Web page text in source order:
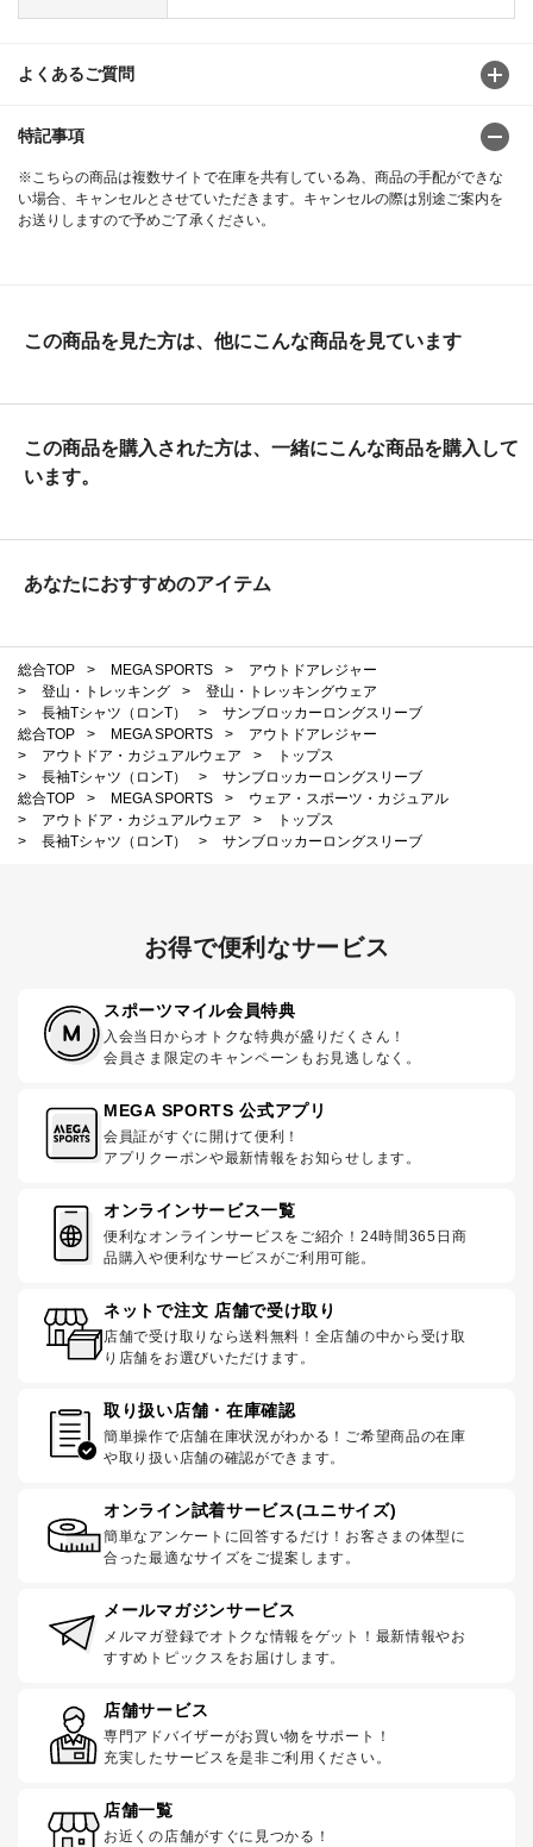
よくあるご質問
特記事項
※こちらの商品は複数サイトで在庫を共有している為、商品の手配ができな
い場合、キャンセルとさせていただきます。キャンセルの際は別途ご案内を
お送りしますので予めご了承ください。
この商品を見た方は、他にこんな商品を見ています
この商品を購入された方は、一緒にこんな商品を購入して
います。
あなたにおすすめのアイテム
総合TOP > MEGA SPORTS >
アウトドアレジャー
>
登山・トレッキング >
登山・トレッキングウェア
>
長袖Tシャツ（ロンT） >
サンブロッカーロングスリーブ
総合TOP
> MEGA SPORTS >
アウトドアレジャー
>
アウトドア・カジュアルウェア >
トップス
>
長袖Tシャツ（ロンT） >
サンブロッカーロングスリーブ
総合TOP
> MEGA SPORTS >
ウェア・スポーツ・カジュアル
>
アウトドア・カジュアルウェア >
トップス
>
長袖Tシャツ（ロンT） > サンブロッカーロングスリーブ
お得で便利なサービス
スポーツマイル会員特典
入会当日からオトクな特典が盛りだくさん！
会員さま限定のキャンペーンもお見逃しなく。
MEGA SPORTS 公式アプリ
会員証がすぐに開けて便利！
アプリクーポンや最新情報をお知らせします。
オンラインサービス一覧
便利なオンラインサービスをご紹介！24時間365日商
品購入や便利なサービスがご利用可能。
ネットで注文 店舗で受け取り
店舗で受け取りなら送料無料！全店舗の中から受け取
り店舗をお選びいただけます。
取り扱い店舗・在庫確認
簡単操作で店舗在庫状況がわかる！ご希望商品の在庫
や取り扱い店舗の確認ができます。
オンライン試着サービス(ユニサイズ)
簡単なアンケートに回答するだけ！お客さまの体型に
合った最適なサイズをご提案します。
メールマガジンサービス
メルマガ登録でオトクな情報をゲット！最新情報やお
すすめトピックスをお届けします。
店舗サービス
専門アドバイザーがお買い物をサポート！
充実したサービスを是非ご利用ください。
店舗一覧
お近くの店舗がすぐに見つかる！